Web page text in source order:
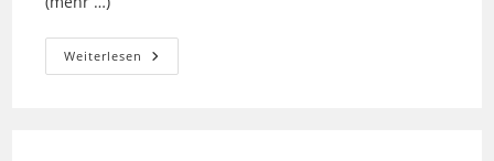
Weiterlesen Technische
Hilfeleistung